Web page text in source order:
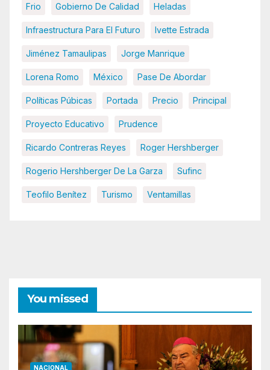
Frio Gobierno De Calidad Heladas
Infraestructura Para El Futuro Ivette Estrada
Jiménez Tamaulipas Jorge Manrique
Lorena Romo México Pase De Abordar
Políticas Púbicas Portada Precio Principal
Proyecto Educativo Prudence
Ricardo Contreras Reyes Roger Hershberger
Rogerio Hershberger De La Garza Sufinc
Teofilo Benítez Turismo Ventamillas
You missed
NACIONAL